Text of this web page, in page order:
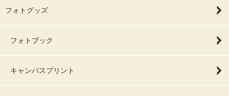
フォトグッズ
フォトブック
キャンバスプリント